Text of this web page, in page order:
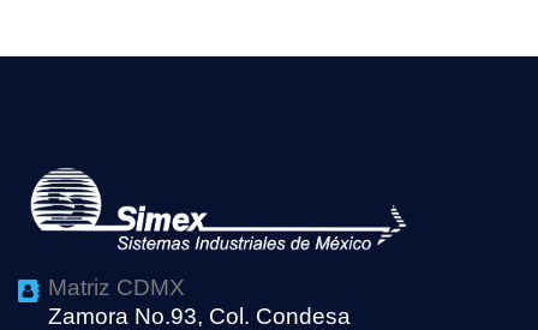
Matriz CDMX
Zamora No.93, Col. Condesa